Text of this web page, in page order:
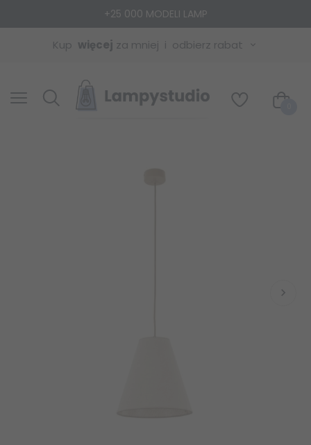
+25 000 MODELI LAMP
Kup więcej za mniej odbierz rabat